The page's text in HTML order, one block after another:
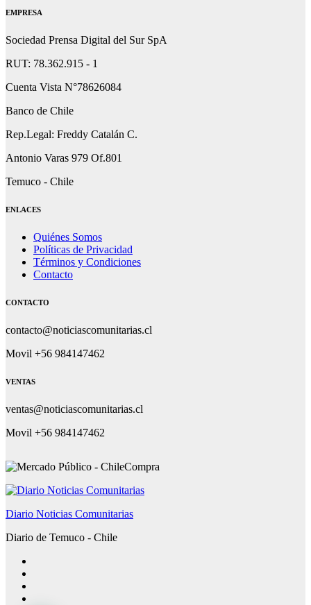
EMPRESA
Sociedad Prensa Digital del Sur SpA
RUT: 78.362.915 - 1
Cuenta Vista N°78626084
Banco de Chile
Rep.Legal: Freddy Catalán C.
Antonio Varas 979 Of.801
Temuco - Chile
ENLACES
Quiénes Somos
Políticas de Privacidad
Términos y Condiciones
Contacto
CONTACTO
contacto@noticiascomunitarias.cl
Movil +56 984147462
VENTAS
ventas@noticiascomunitarias.cl
Movil +56 984147462
Diario Noticias Comunitarias
Diario de Temuco - Chile